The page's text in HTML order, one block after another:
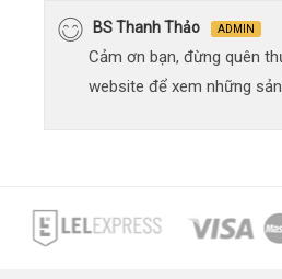
BS Thanh Thảo ADMIN
Cảm ơn bạn, đừng quên
website để xem những